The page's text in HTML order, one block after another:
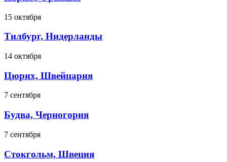
15 октября
Тилбург, Нидерланды
14 октября
Цюрих, Швейцария
7 сентября
Будва, Черногория
7 сентября
Стокгольм, Швеция